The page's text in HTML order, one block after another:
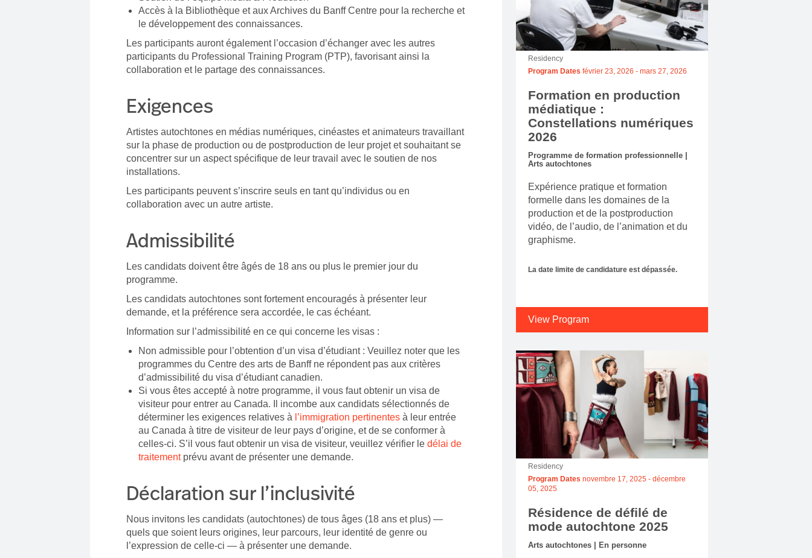
Accès à la Bibliothèque et aux Archives du Banff Centre pour la recherche et
le développement des connaissances.
Les participants auront également l’occasion d’échanger avec les autres
participants du Professional Training Program (PTP), favorisant ainsi la
collaboration et le partage des connaissances.
Exigences
Artistes autochtones en médias numériques, cinéastes et animateurs travaillant
sur la phase de production ou de postproduction de leur projet et souhaitant se
concentrer sur un aspect spécifique de leur travail avec le soutien de nos
installations.
Les participants peuvent s’inscrire seuls en tant qu’individus ou en
collaboration avec un autre artiste.
Admissibilité
Les candidats doivent être âgés de 18 ans ou plus le premier jour du
programme.
Les candidats autochtones sont fortement encouragés à présenter leur
demande, et la préférence sera accordée, le cas échéant.
Information sur l’admissibilité en ce qui concerne les visas :
Non admissible pour l’obtention d’un visa d’étudiant : Veuillez noter que les
programmes du Centre des arts de Banff ne répondent pas aux critères
d’admissibilité du visa d’étudiant canadien.
Si vous êtes accepté à notre programme, il vous faut obtenir un visa de
visiteur pour entrer au Canada. Il incombe aux candidats sélectionnés de
déterminer les exigences relatives à l’immigration pertinentes à leur entrée
au Canada à titre de visiteur de leur pays d’origine, et de se conformer à
celles-ci. S’il vous faut obtenir un visa de visiteur, veuillez vérifier ledélai de
traitementprévu avant de présenter une demande.
Déclaration sur l’inclusivité
Nous invitons les candidats (autochtones) de tous âges (18 ans et plus) —
quels que soient leurs origines, leur parcours, leur identité de genre ou
l’expression de celle-ci — à présenter une demande.
Residency
Program Dates février 23, 2026 - mars 27, 2026
Formation en production
médiatique :
Constellations numériques
2026
Programme de formation professionnelle |
Arts autochtones
Expérience pratique et formation
formelle dans les domaines de la
production et de la postproduction
vidéo, de l’audio, de l’animation et du
graphisme.
La date limite de candidature est dépassée.
View Program
Residency
Program Dates novembre 17, 2025 - décembre
05, 2025
Résidence de défilé de
mode autochtone 2025
Arts autochtones | En personne